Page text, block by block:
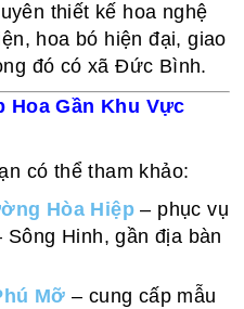
thiết kế hoa nghệ
hoa bó hiện đại, giao
đó có xã Đức Bình.
Hoa Gần Khu Vực
có thể tham khảo:
Hòa Hiệp – phục vụ
Hinh, gần địa bàn
Mỡ – cung cấp mẫu